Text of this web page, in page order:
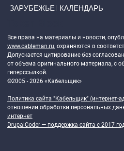
ЗАРУБЕЖЬЕ КАЛЕНДАРЬ
Все права на материалы и новости,
www.cableman.ru, охраняются в
Допускается цитирование без
от объема оригинального материала, с
гиперссылкой.
©2005 - 2026 «Кабельщик»
Политика сайта "Кабельщик" (интернет-
отношении обработки персональных
интернет
DrupalCoder — поддержка сайта c 2017